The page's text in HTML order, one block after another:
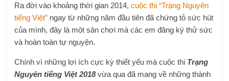
Ra đời vào khoảng thời gian 2014,cuộc thi “Trạng Nguyên
tiếng Việt” ngay từ những năm đầu tiên đã chứng tỏ sức hút
của mình, đây là một sân chơi mà các em đăng ký thử sức
và hoàn toàn tự nguyện.
Chính vì những lợi ích cực kỳ thiết yếu mà cuộc thi Trạng
Nguyên tiếng Việt 2018vừa qua đã mang về những thành